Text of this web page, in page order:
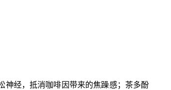
神经，抵消咖啡因带来的焦躁感；茶多酚